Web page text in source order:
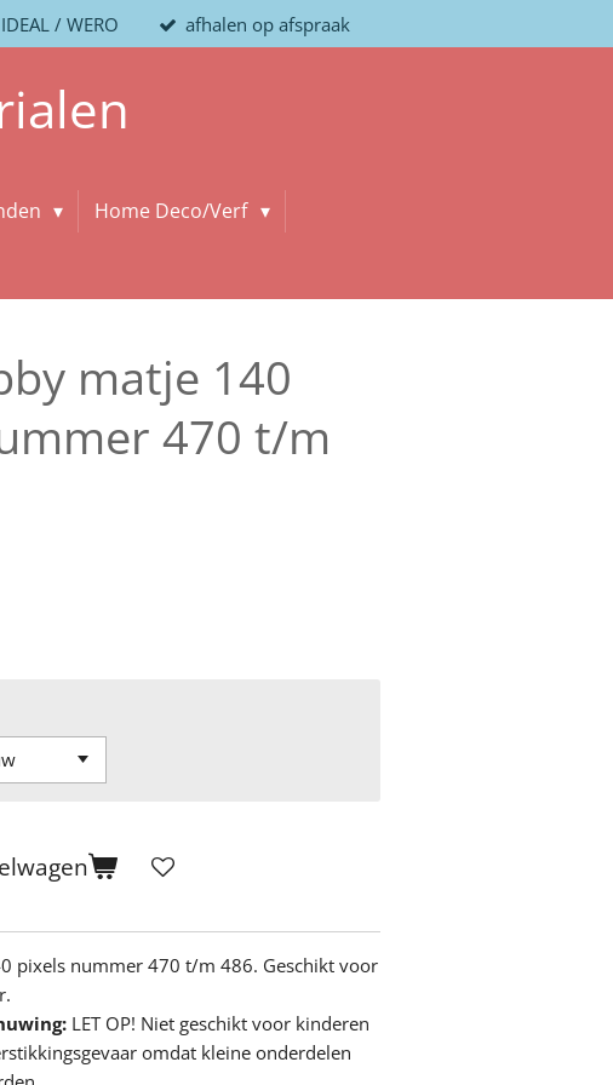
/ WERO afhalen op afspraak
Home Deco/Verf
matje 140
470 t/m
pixels nummer 470 t/m 486. Geschikt voor
LET OP! Niet geschikt voor kinderen
omdat kleine onderdelen